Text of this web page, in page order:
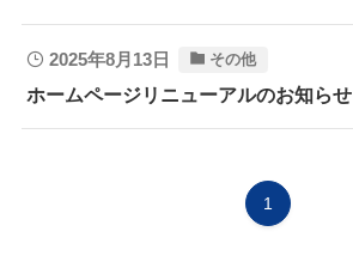
2025年8月13日 その他
ホームページリニューアルのお知らせ
1